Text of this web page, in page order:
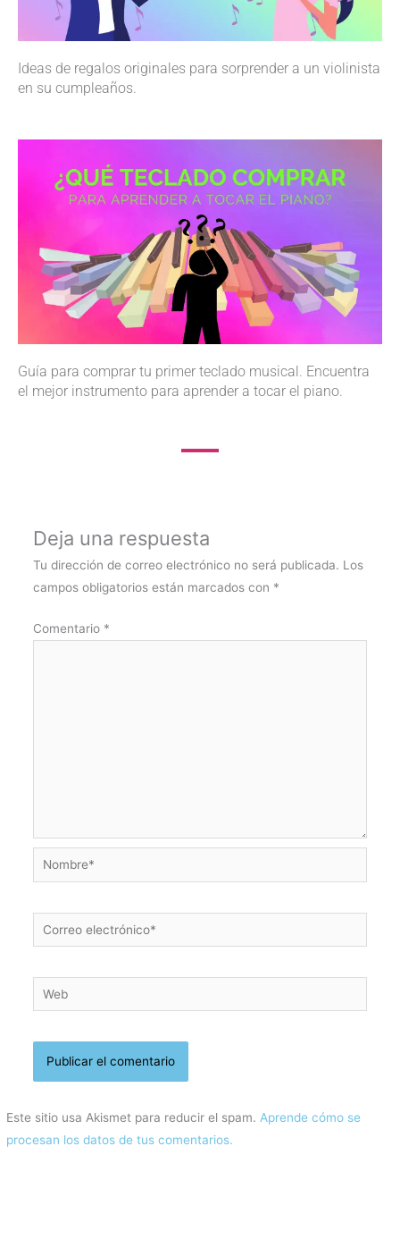
Ideas de regalos originales para sorprender a un violinista
en su cumpleaños.
Guía para comprar tu primer teclado musical. Encuentra
el mejor instrumento para aprender a tocar el piano.
Deja una respuesta
Tu dirección de correo electrónico no será publicada. Los
campos obligatorios están marcados con *
Comentario *
Nombre*
Correo
electrónico*
Web
Este sitio usa Akismet para reducir el spam. Aprende cómo se
procesan los datos de tus comentarios.